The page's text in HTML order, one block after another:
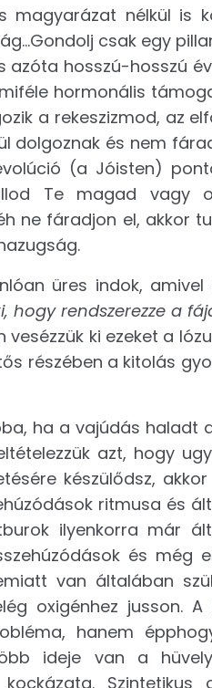
magyarázat nélkül is
csak egy
azóta hosszú-hosszú
hormonális
a rekeszizmod, az
dolgoznak és nem
(a Jóisten)
Te magad vagy
ne fáradjon el, akkor
üres indok, amivel
hogy rendszerezze a
vesézzük ki ezeket a
részében a kitolás
ha a vajúdás haladt
azt, hogy
készülődsz,
ritmusa és
ilyenkorra már
és még
van általában
oxigénhez jusson. A
hanem
ideje van a
Szintetikus